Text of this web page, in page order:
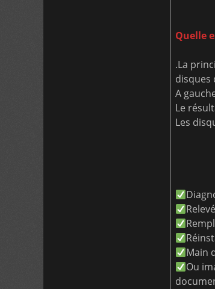
Quelle
.La
disques
A
Le
Les
Main
Ou